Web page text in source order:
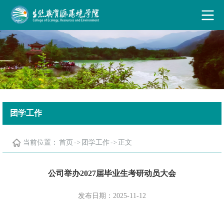
古天乐代言太阳集团·(中国)能源有限公司
团学工作
当前位置： 首页 -> 团学工作-> 正文
公司举办2027届毕业生考研动员大会
发布日期：2025-11-12